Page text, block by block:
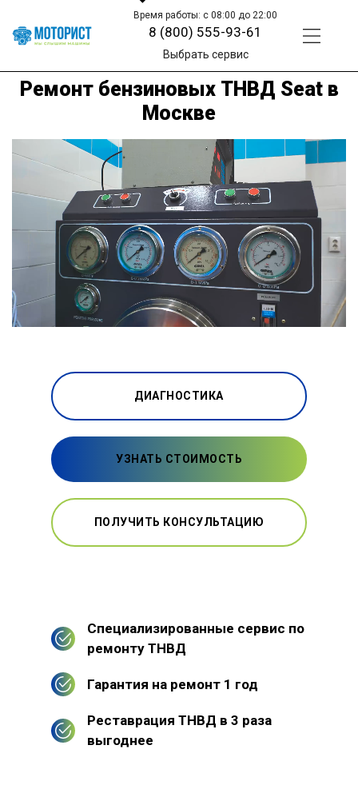
Время работы: с 08:00 до 22:00
8 (800) 555-93-61
Выбрать сервис
Ремонт бензиновых ТНВД Seat в
Москве
ДИАГНОСТИКА
УЗНАТЬ СТОИМОСТЬ
ПОЛУЧИТЬ КОНСУЛЬТАЦИЮ
Специализированные сервис по
ремонту ТНВД
Гарантия на ремонт 1 год
Реставрация ТНВД в 3 раза
выгоднее